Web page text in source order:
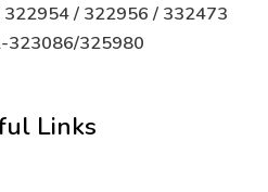
/ 322956 / 332473
323086/325980
Links